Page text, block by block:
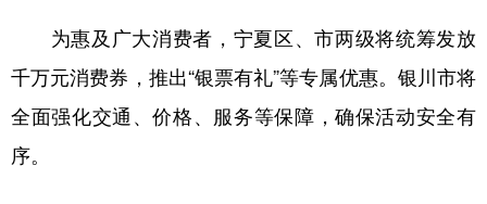
为惠及广大消费者，宁夏区、市两级将统筹发放
千万元消费券，推出“银票有礼”等专属优惠。银川市将
全面强化交通、价格、服务等保障，确保活动安全有
序。